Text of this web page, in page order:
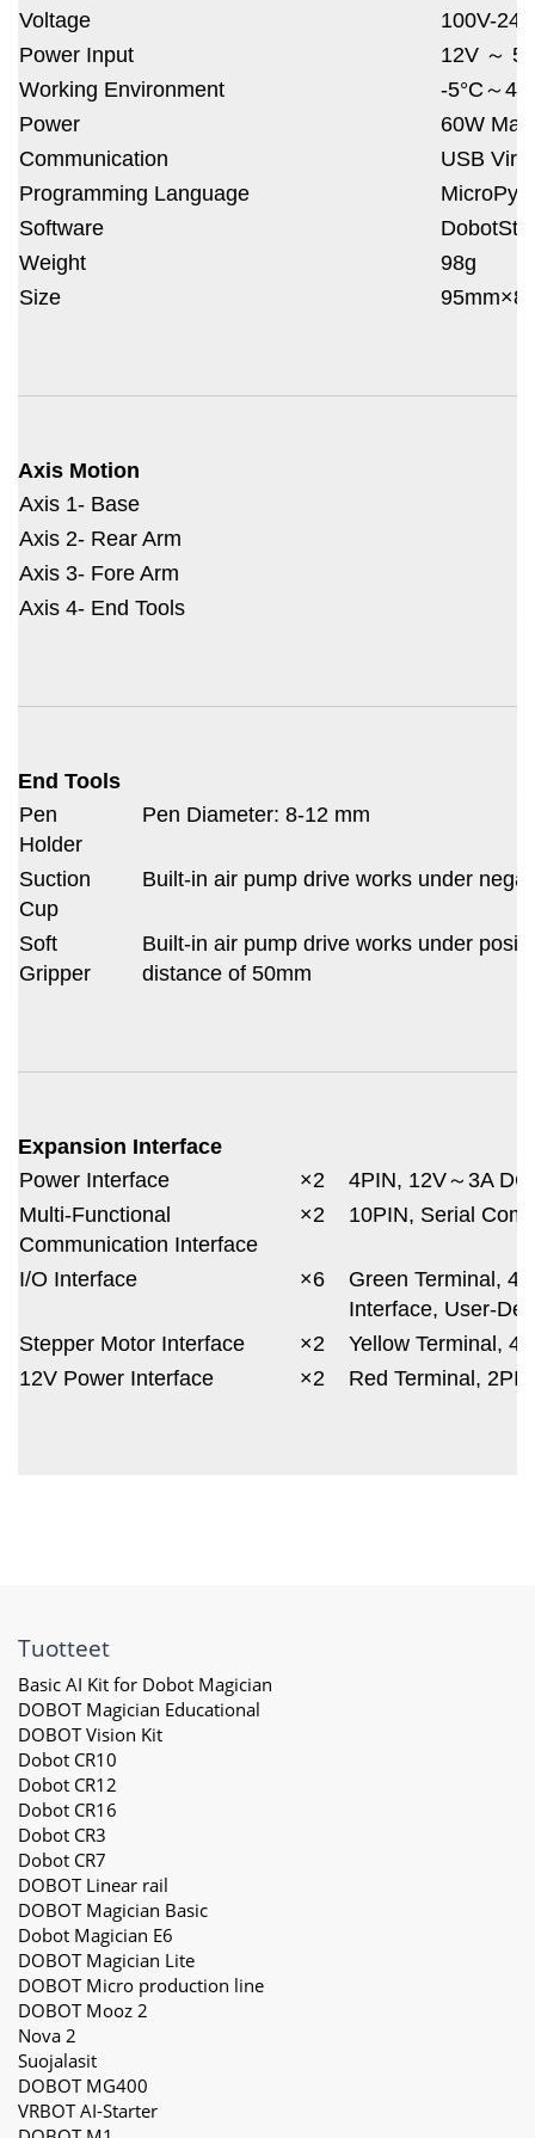
Voltage
100V-
Power Input
12V ～
Working Environment
-5°C～
Power
60W Max
Communication
USB
Programming Language
Software
Weight
98g
Size
Axis Motion
Axis 1- Base
Axis 2- Rear Arm
Axis 3- Fore Arm
Axis 4- End Tools
End Tools
Pen
Holder
Pen Diameter: 8-12 mm
Suction
Cup
Built-in air pump drive works under
Soft
Gripper
Built-in air pump drive works under
distance of 50mm
Expansion Interface
Power Interface
×2
4PIN, 12V～3A DC
Multi-Functional
Communication Interface
×2 10PIN, Serial
I/O Interface ×6
Green Terminal,
Interface, User-
Stepper Motor Interface
×2
Yellow Terminal,
12V Power Interface
×2 Red Terminal,
Tuotteet
Basic AI Kit for Dobot Magician
DOBOT Magician Educational
DOBOT Vision Kit
Dobot CR10
Dobot CR12
Dobot CR16
Dobot CR3
Dobot CR7
DOBOT Linear rail
DOBOT Magician Basic
Dobot Magician E6
DOBOT Magician Lite
DOBOT Micro production line
DOBOT Mooz 2
Nova 2
Suojalasit
DOBOT MG400
VRBOT AI-Starter